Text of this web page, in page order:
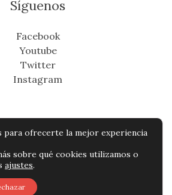
Síguenos
Facebook
Youtube
Twitter
Instagram
os direitos reservados -
Contacto
para ofrecerte la mejor experiencia
sobre qué cookies utilizamos o
ajustes.